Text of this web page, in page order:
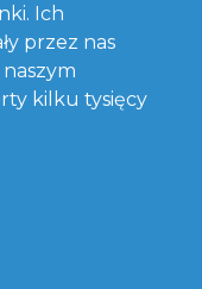
Ich
przez nas
kilku tysięcy